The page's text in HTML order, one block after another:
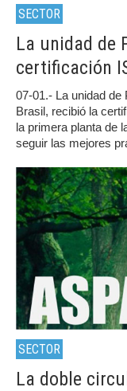
SECTOR
La unidad de
certificación
07-01.- La unidad de
Brasil, recibió la
la primera planta de
seguir las mejores
SECTOR
La doble